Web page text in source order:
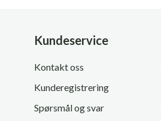
Kundeservice
Kontakt oss
Kunderegistrering
Spørsmål og svar